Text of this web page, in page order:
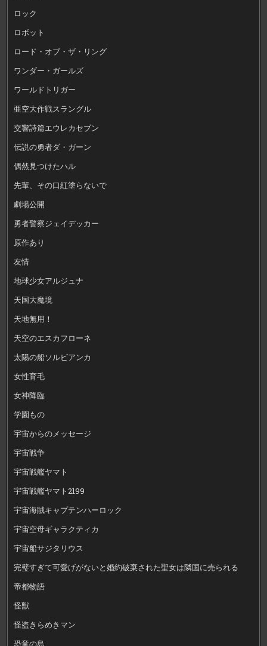
ロック
ロボット
ロード・オブ・ザ・リング
ワンダー・ガールズ
ワールドトリガー
亜空大作戦スラングル
交響詩篇エウレカセブン
伝説の勇者ダ・ガーン
偶然見つけたハル
先輩、その口紅塗らないで
劇場公開
勇者警察ジェイデッカー
原作あり
友情
地球少女アルジュナ
天国大魔境
天地無用！
天空のエスカフローネ
太陽の船ソルビアンカ
女性育毛
女神降臨
学園もの
宇宙からのメッセージ
宇宙戦争
宇宙戦艦ヤマト
宇宙戦艦ヤマト2199
宇宙海賊キャプテンハーロック
宇宙空母ギャラクティカ
宇宙船サジタリウス
完璧すぎて可愛げがないと婚約破棄された聖女は隣国に売られる
帝都物語
怪獣
怪盗きらめきマン
恐竜の島